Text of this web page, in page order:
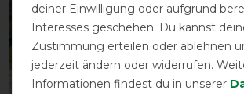
deiner Einwilligung oder aufgrund
Interesses geschehen. Du kannst
Zustimmung erteilen oder ablehnen
jederzeit ändern oder widerrufen.
Informationen findest du in unserer